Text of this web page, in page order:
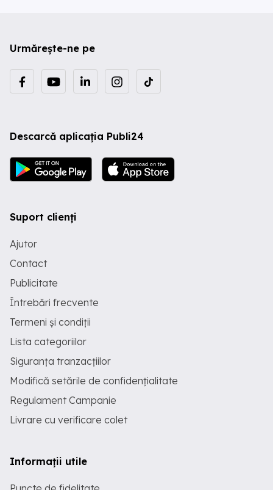
Urmărește-ne pe
Descarcă aplicația Publi24
Suport clienți
Ajutor
Contact
Publicitate
Întrebări frecvente
Termeni și condiții
Lista categoriilor
Siguranța tranzacțiilor
Modifică setările de confidențialitate
Regulament Campanie
Livrare cu verificare colet
Informații utile